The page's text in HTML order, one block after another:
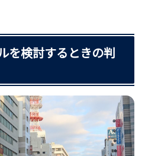
を検討するときの判